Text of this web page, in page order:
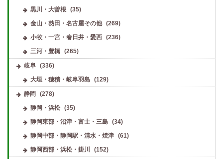
黒川・大曽根
(35)
金山・熱田・名古屋その他
(269)
小牧・一宮・春日井・愛西
(236)
三河・豊橋
(265)
岐阜 (336)
大垣・穂積・岐阜羽島
(129)
静岡
(278)
静岡・浜松
(35)
静岡東部・沼津・富士・三島
(34)
静岡中部・静岡駅・清水・焼津
(61)
静岡西部・浜松・掛川
(152)